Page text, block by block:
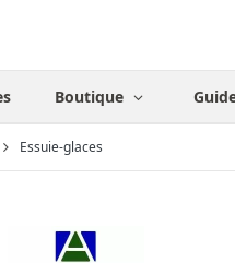
Boutique
Essuie-glaces